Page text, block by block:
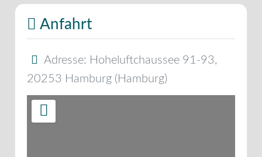
Anfahrt
Adresse: Hoheluftchaussee 91-93,
20253 Hamburg ( Hamburg)